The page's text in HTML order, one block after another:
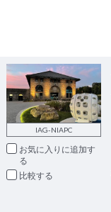
IAG-NIAPC
お気に入りに追加
比較